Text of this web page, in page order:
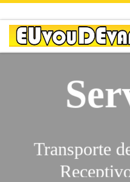
Transporte